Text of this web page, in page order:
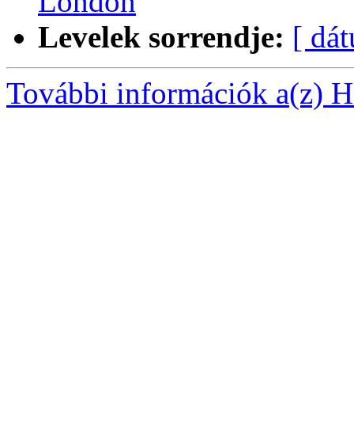
Levelek sorrendje: [
További információk a(z)